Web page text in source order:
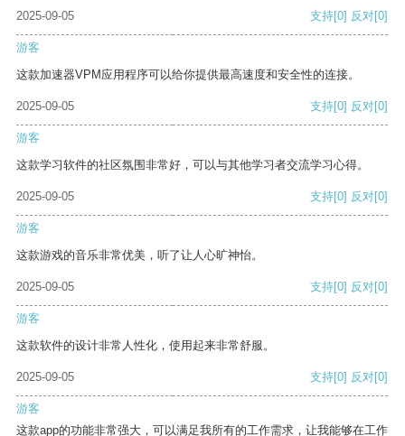
2025-09-05
支持[0] 反对[0]
游客
这款加速器VPM应用程序可以给你提供最高速度和安全性的连接。
2025-09-05 支持[0] 反对[0]
游客
这款学习软件的社区氛围非常好，可以与其他学习者交流学习心得。
2025-09-05 支持[0] 反对[0]
游客
这款游戏的音乐非常优美，听了让人心旷神怡。
2025-09-05 支持[0] 反对[0]
游客
这款软件的设计非常人性化，使用起来非常舒服。
2025-09-05 支持[0] 反对[0]
游客
这款app的功能非常强大，可以满足我所有的工作需求，让我能够在工作